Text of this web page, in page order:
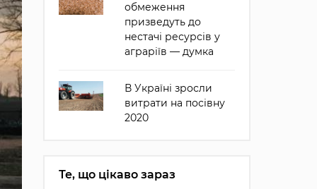
обмеження
призведуть до
нестачі ресурсів у
аграріїв — думка
В Україні зросли
витрати на посівну
2020
Те, що цікаво зараз